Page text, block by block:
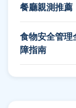
餐廳親測推薦
食物安全管理
障指南